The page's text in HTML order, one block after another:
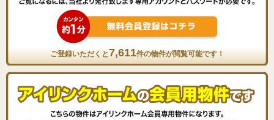
ご登録いただくと7,611件の物件が閲覧可能です！